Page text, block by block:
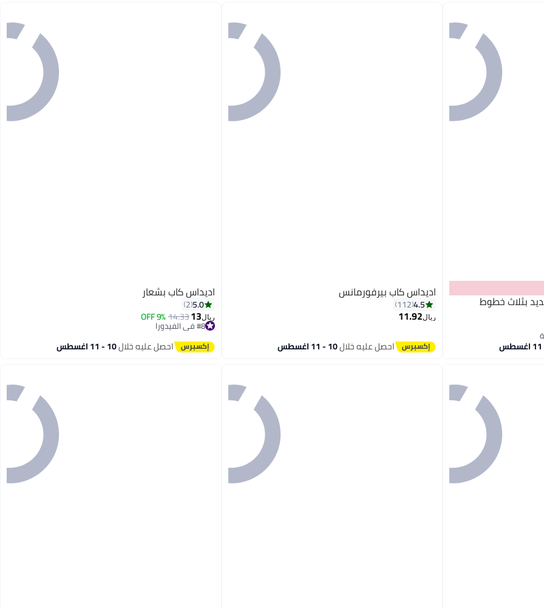
بثلاث خطوط
اديداس كاب بيرفورمانس
4.5
112
ريال11.92
احصل عليه خلال10 - 11 اغسطس
2
اديداس كاب بشعار
5.0
2
ريال13
14.33
9% OFF
#8 في الفيدورا
احصل عليه خلال10 - 11 اغسطس